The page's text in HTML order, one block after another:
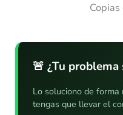
🚨 ¿Tu
Lo soluciono de
tengas que llevar el